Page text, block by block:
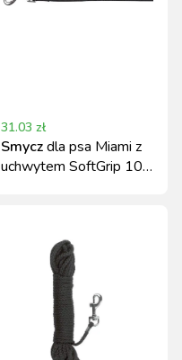
31.03 zł
Smyczdla psa Miami z
uchwytem SoftGrip 100